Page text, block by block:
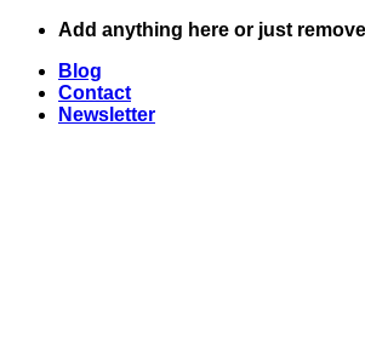
Skip
content
Add anything here or just
Blog
Contact
Newsletter